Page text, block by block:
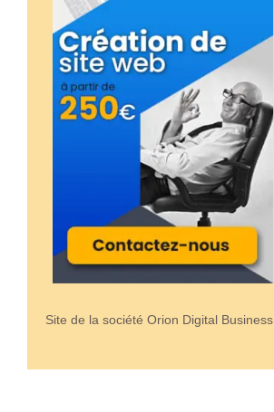
Site de la société Orion Digital Business